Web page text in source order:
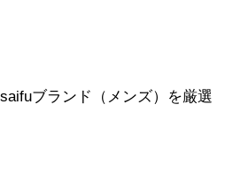
ブランド（メンズ）を厳選